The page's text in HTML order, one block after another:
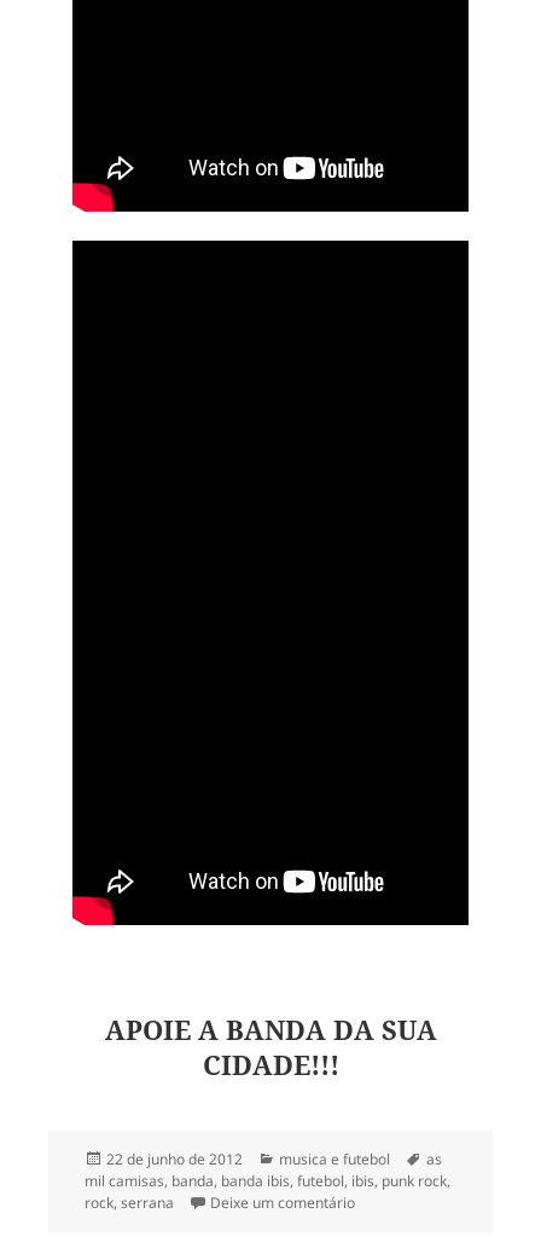
APOIE A BANDA DA SUA
CIDADE!!!
Publicado
em
22 de junho de 2012 Categorias
musica e futebol Tags
as
mil camisas, banda, banda ibis, futebol, ibis, punk rock,
rock, serrana Deixe um comentárioem Aos perdedores, um